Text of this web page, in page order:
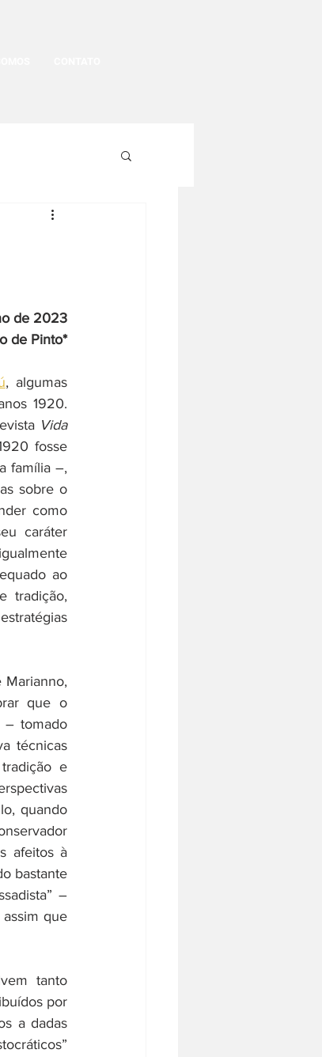
da moda
de 2023
de Pinto*
, algumas
1920.
Vida
fosse
família –,
sobre o
como
caráter
ao
tradição,
Marianno,
que o
– tomado
técnicas
e
quando
afeitos à
bastante
–
que
tanto
por
a dadas